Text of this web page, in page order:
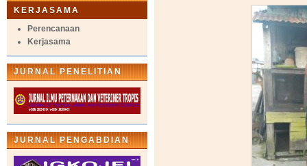
KERJASAMA
Perencanaan
Kerjasama
JURNAL PENELITIAN
JURNAL PENGABDIAN